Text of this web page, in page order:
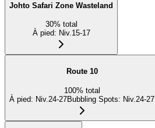
Johto Safari Zone Wasteland
30% total
À pied: Niv.15-17
Route 10
100% total
À pied: Niv.24-27Bubbling Spots: Niv.24-27